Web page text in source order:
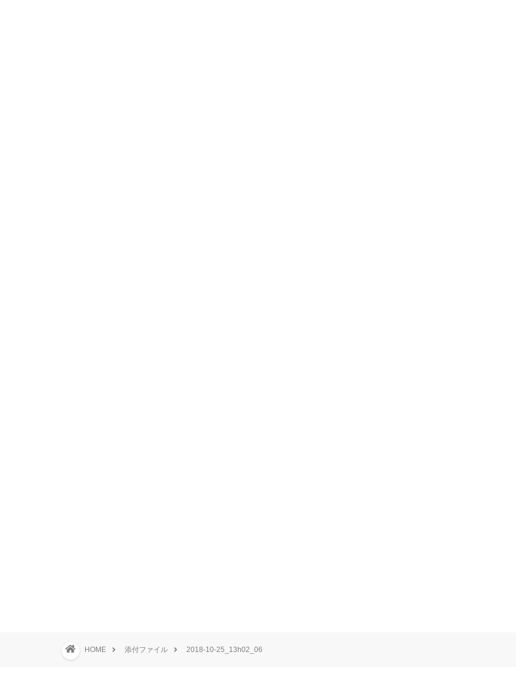
HOME 添付ファイル 2018-10-25_13h02_06